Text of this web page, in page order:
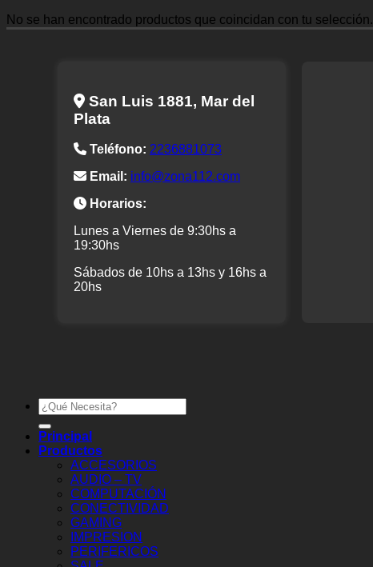
No se han encontrado productos que coincidan con tu selección.
San Luis 1881, Mar del
Plata
Teléfono: 2236881073
Email: info@zona112.com
Horarios:
Lunes a Viernes de 9:30hs a
19:30hs
Sábados de 10hs a 13hs y 16hs a
20hs
Buscar
por:
Principal
Productos
ACCESORIOS
AUDIO – TV
COMPUTACIÓN
CONECTIVIDAD
GAMING
IMPRESION
PERIFERICOS